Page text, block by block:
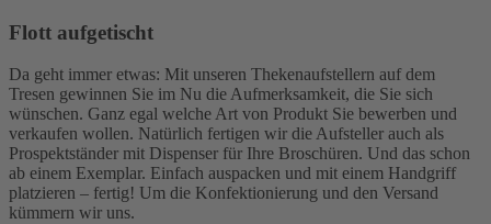
Flott aufgetischt
Da geht immer etwas: Mit unseren Thekenaufstellern auf dem
Tresen gewinnen Sie im Nu die Aufmerksamkeit, die Sie sich
wünschen. Ganz egal welche Art von Produkt Sie bewerben und
verkaufen wollen. Natürlich fertigen wir die Aufsteller auch als
Prospektständer mit Dispenser für Ihre Broschüren. Und das schon
ab einem Exemplar. Einfach auspacken und mit einem Handgriff
platzieren – fertig! Um die Konfektionierung und den Versand
kümmern wir uns.